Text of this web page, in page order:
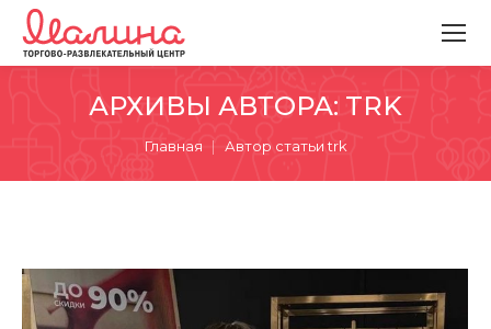
АРХИВЫ АВТОРА: TRK
Вы здесь:
Главная Автор статьи trk